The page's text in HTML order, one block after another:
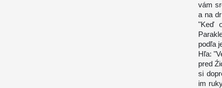
vám
a na
"Keď
podľa
Hľa:
pred
si
im